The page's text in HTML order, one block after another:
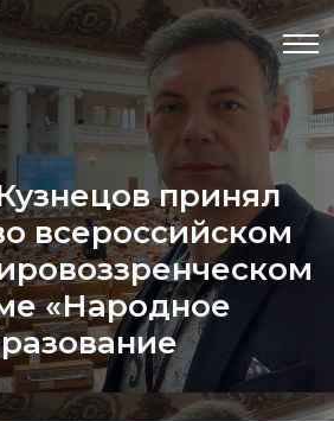
принял
всероссийском
«Народное